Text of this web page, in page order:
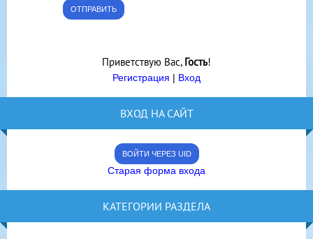
ОТПРАВИТЬ
Приветствую Вас, Гость!
Регистрация | Вход
ВХОД НА САЙТ
ВОЙТИ ЧЕРЕЗ UID
Старая форма входа
КАТЕГОРИИ РАЗДЕЛА